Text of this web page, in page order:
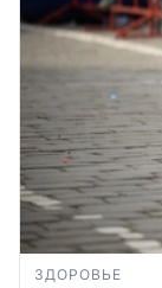
ЗДОРОВЬЕ